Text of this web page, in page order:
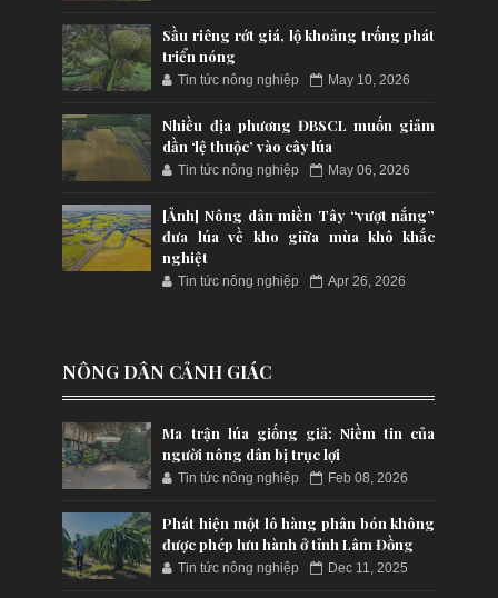
Sầu riêng rớt giá, lộ khoảng trống phát
triển nóng
Tin tức nông nghiệp May 10, 2026
Nhiều địa phương ĐBSCL muốn giảm
dần ‘lệ thuộc’ vào cây lúa
Tin tức nông nghiệp May 06, 2026
[Ảnh] Nông dân miền Tây “vượt nắng”
đưa lúa về kho giữa mùa khô khắc
nghiệt
Tin tức nông nghiệp Apr 26, 2026
NÔNG DÂN CẢNH GIÁC
Ma trận lúa giống giả: Niềm tin của
người nông dân bị trục lợi
Tin tức nông nghiệp Feb 08, 2026
Phát hiện một lô hàng phân bón không
được phép lưu hành ở tỉnh Lâm Đồng
Tin tức nông nghiệp Dec 11, 2025